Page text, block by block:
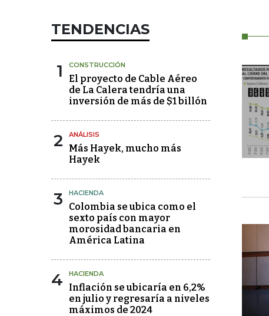
TENDENCIAS
1 CONSTRUCCIÓN
El proyecto de Cable Aéreo
de La Calera tendría una
inversión de más de $1 billón
2 ANÁLISIS
Más Hayek, mucho más
Hayek
3 HACIENDA
Colombia se ubica como el
sexto país con mayor
morosidad bancaria en
América Latina
4 HACIENDA
Inflación se ubicaría en 6,2%
en julio y regresaría a niveles
máximos de 2024